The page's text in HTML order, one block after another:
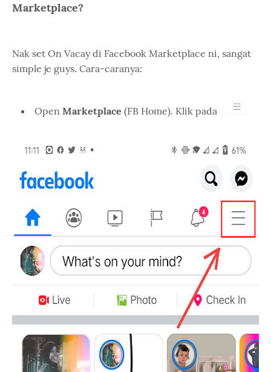
Marketplace?
Nak set On Vacay di Facebook Marketplace ni, sangat
simple je guys. Cara-caranya:
Open Marketplace (FB Home). Klik pada